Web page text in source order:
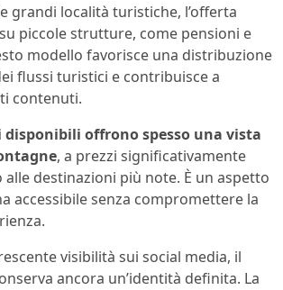
grandi località turistiche, l’offerta
piccole strutture, come pensioni e
modello favorisce una distribuzione
flussi turistici e contribuisce a
contenuti.
disponibili offrono spesso una vista
, a prezzi significativamente
destinazioni più note. È un aspetto
accessibile senza compromettere la
visibilità sui social media, il
ancora un’identità definita. La